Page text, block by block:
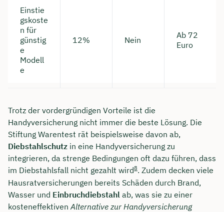
Einstie
gskoste
n für
günstig
e
Modell
e
12% Nein
Ab 72
Euro
Trotz der vordergründigen Vorteile ist die
Handyversicherung nicht immer die beste Lösung. Die
Stiftung Warentest rät beispielsweise davon ab,
Diebstahlschutz in eine Handyversicherung zu
integrieren, da strenge Bedingungen oft dazu führen, dass
im Diebstahlsfall nicht gezahlt wird8. Zudem decken viele
Hausratversicherungen bereits Schäden durch Brand,
Wasser und Einbruchdiebstahl ab, was sie zu einer
kosteneffektiven Alternative zur Handyversicherung